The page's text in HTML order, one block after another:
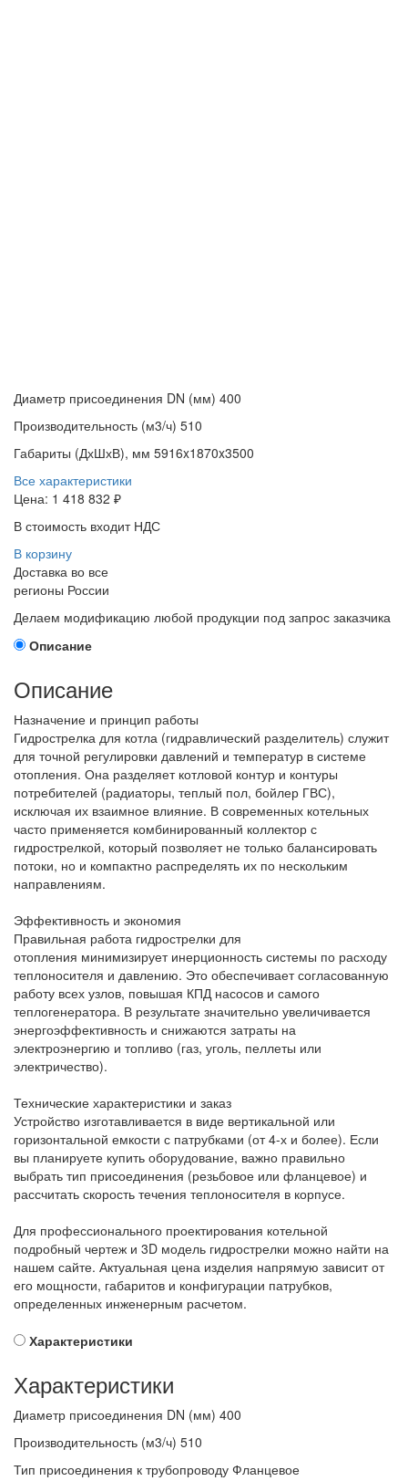
Диаметр присоединения DN (мм) 400
Производительность (м3/ч) 510
Габариты (ДхШхВ), мм 5916x1870x3500
Все характеристики
Цена: 1 418 832 ₽
В стоимость входит НДС
В корзину
Доставка во все
регионы России
Делаем модификацию любой продукции под запрос заказчика
Описание
Описание
Назначение и принцип работы
Гидрострелка для котла (гидравлический разделитель) служит
для точной регулировки давлений и температур в системе
отопления. Она разделяет котловой контур и контуры
потребителей (радиаторы, теплый пол, бойлер ГВС),
исключая их взаимное влияние. В современных котельных
часто применяется комбинированный коллектор с
гидрострелкой, который позволяет не только балансировать
потоки, но и компактно распределять их по нескольким
направлениям.
Эффективность и экономия
Правильная работа гидрострелки для
отопления минимизирует инерционность системы по расходу
теплоносителя и давлению. Это обеспечивает согласованную
работу всех узлов, повышая КПД насосов и самого
теплогенератора. В результате значительно увеличивается
энергоэффективность и снижаются затраты на
электроэнергию и топливо (газ, уголь, пеллеты или
электричество).
Технические характеристики и заказ
Устройство изготавливается в виде вертикальной или
горизонтальной емкости с патрубками (от 4-х и более). Если
вы планируете купить оборудование, важно правильно
выбрать тип присоединения (резьбовое или фланцевое) и
рассчитать скорость течения теплоносителя в корпусе.
Для профессионального проектирования котельной
подробный чертеж и 3D модель гидрострелки можно найти на
нашем сайте. Актуальная цена изделия напрямую зависит от
его мощности, габаритов и конфигурации патрубков,
определенных инженерным расчетом.
Характеристики
Характеристики
Диаметр присоединения DN (мм) 400
Производительность (м3/ч) 510
Тип присоединения к трубопроводу Фланцевое